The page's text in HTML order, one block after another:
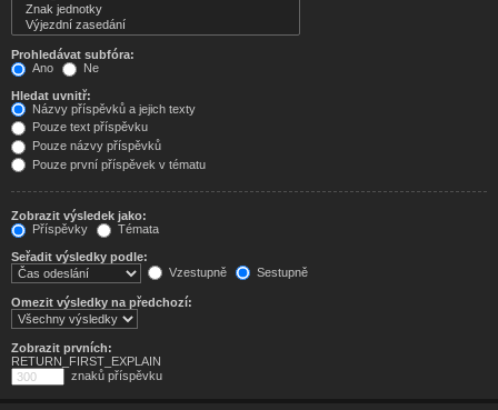
Prohledávat subfóra:
Ano
Ne
Hledat uvnitř:
Názvy příspěvků a jejich texty
Pouze text příspěvku
Pouze názvy příspěvků
Pouze první příspěvek v tématu
Zobrazit výsledek jako:
Příspěvky
Témata
Seřadit výsledky podle:
Vzestupně
Sestupně
Omezit výsledky na předchozí:
Zobrazit prvních:
RETURN_FIRST_EXPLAIN
znaků příspěvku